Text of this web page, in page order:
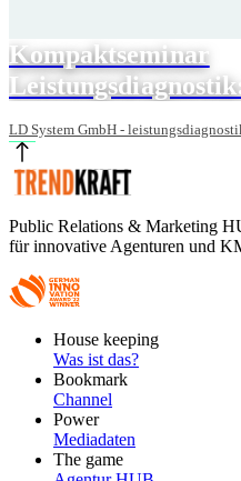
Kompaktseminar
LD System GmbH -
Public Relations & Marketing
für innovative Agenturen und
FooterHouse keeping
Was ist das?
Bookmark
Channel
Power
Mediadaten
The game